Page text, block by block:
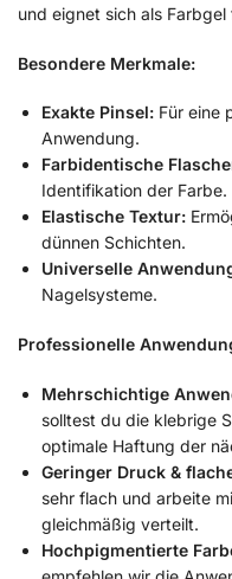
und eignet sich als
Besondere Merkmale:
Exakte Pinsel: Für eine
Anwendung.
Farbidentische
Identifikation der Farbe.
Elastische Textur:
dünnen Schichten.
Universelle
Nagelsysteme.
Professionelle
Mehrschichtige
solltest du die klebrige
optimale Haftung der
Geringer Druck &
sehr flach und arbeite
gleichmäßig verteilt.
Hochpigmentierte